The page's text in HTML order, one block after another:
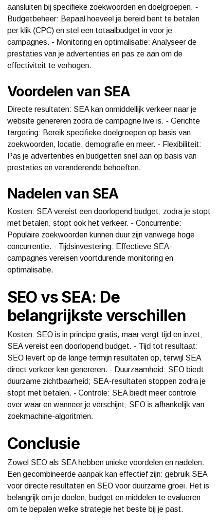
aansluiten bij specifieke zoekwoorden en doelgroepen. -
Budgetbeheer: Bepaal hoeveel je bereid bent te betalen
per klik (CPC) en stel een totaalbudget in voor je
campagnes. - Monitoring en optimalisatie: Analyseer de
prestaties van je advertenties en pas ze aan om de
effectiviteit te verhogen.
Voordelen van SEA
Directe resultaten: SEA kan onmiddellijk verkeer naar je
website genereren zodra de campagne live is. - Gerichte
targeting: Bereik specifieke doelgroepen op basis van
zoekwoorden, locatie, demografie en meer. - Flexibiliteit:
Pas je advertenties en budgetten snel aan op basis van
prestaties en veranderende behoeften.
Nadelen van SEA
Kosten: SEA vereist een doorlopend budget; zodra je stopt
met betalen, stopt ook het verkeer. - Concurrentie:
Populaire zoekwoorden kunnen duur zijn vanwege hoge
concurrentie. - Tijdsinvestering: Effectieve SEA-
campagnes vereisen voortdurende monitoring en
optimalisatie.
SEO vs SEA: De
belangrijkste verschillen
Kosten: SEO is in principe gratis, maar vergt tijd en inzet;
SEA vereist een doorlopend budget. - Tijd tot resultaat:
SEO levert op de lange termijn resultaten op, terwijl SEA
direct verkeer kan genereren. - Duurzaamheid: SEO biedt
duurzame zichtbaarheid; SEA-resultaten stoppen zodra je
stopt met betalen. - Controle: SEA biedt meer controle
over waar en wanneer je verschijnt; SEO is afhankelijk van
zoekmachine-algoritmen.
Conclusie
Zowel SEO als SEA hebben unieke voordelen en nadelen.
Een gecombineerde aanpak kan effectief zijn: gebruik SEA
voor directe resultaten en SEO voor duurzame groei. Het is
belangrijk om je doelen, budget en middelen te evalueren
om te bepalen welke strategie het beste bij je past.